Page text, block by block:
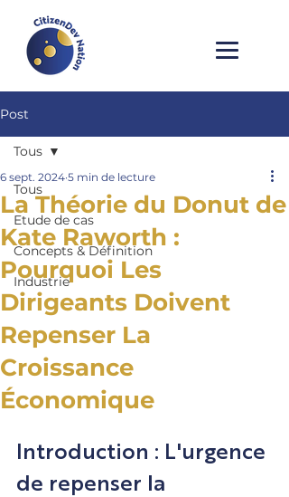
Post
Tous
Etude de cas
Concepts & Définition
Industrie
Tous
La Théorie du Donut de
Kate Raworth :
Pourquoi Les
Dirigeants Doivent
Repenser La
Croissance
Économique
6 sept. 2024 5 min de lecture
Introduction : L'urgence
de repenser la